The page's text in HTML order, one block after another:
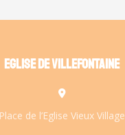
EGLISE DE VILLEFONTAINE
Place de l’Eglise Vieux Village